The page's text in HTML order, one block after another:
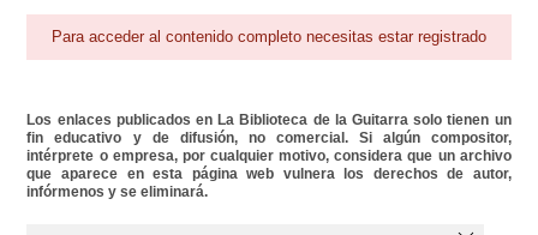
Para acceder al contenido completo necesitas estar registrado
Los enlaces publicados en La Biblioteca de la Guitarra solo tienen un
fin educativo y de difusión, no comercial. Si algún compositor,
intérprete o empresa, por cualquier motivo, considera que un archivo
que aparece en esta página web vulnera los derechos de autor,
infórmenos y se eliminará.